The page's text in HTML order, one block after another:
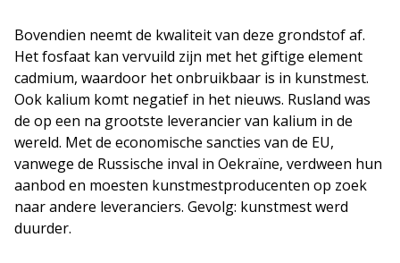
Bovendien neemt de kwaliteit van deze grondstof af.
Het fosfaat kan vervuild zijn met het giftige element
cadmium, waardoor het onbruikbaar is in kunstmest.
Ook kalium komt negatief in het nieuws. Rusland was
de op een na grootste leverancier van kalium in de
wereld. Met de economische sancties van de EU,
vanwege de Russische inval in Oekraïne, verdween hun
aanbod en moesten kunstmestproducenten op zoek
naar andere leveranciers. Gevolg: kunstmest werd
duurder.